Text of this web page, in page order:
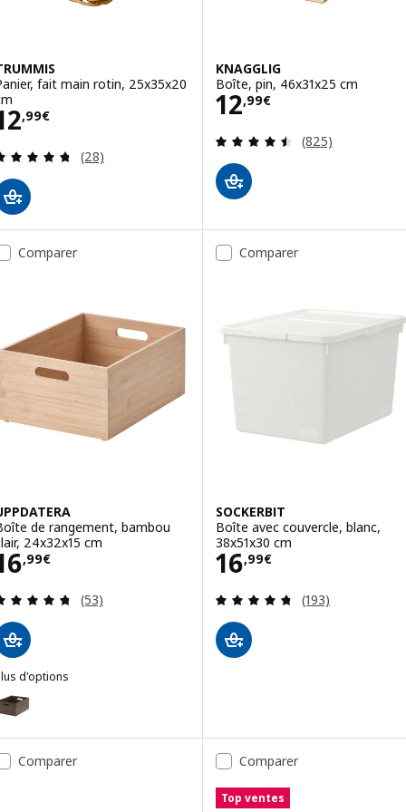
fait main rotin, 25x35x20
,99€
12,99€
Révision: 4.7 hors de 5 étoiles. Nombre total de
(28)
KNAGGLIG
Boîte, pin, 46x31x25 cm
12,99€
Prix 12,99€
Révision: 4.5
(825)
Comparer
de rangement, bambou
24x32x15 cm
,99€
16,99€
Révision: 4.7 hors de 5 étoiles. Nombre total de
(53)
d'options
: UPPDATERA, Boîte de rangement, bambou noir, 24x32x15
Comparer
SOCKERBIT
Boîte avec couvercle, blanc,
38x51x30 cm
16,99€
Prix 16,99€
Révision: 4.7
(193)
Comparer Comparer
Top ventes